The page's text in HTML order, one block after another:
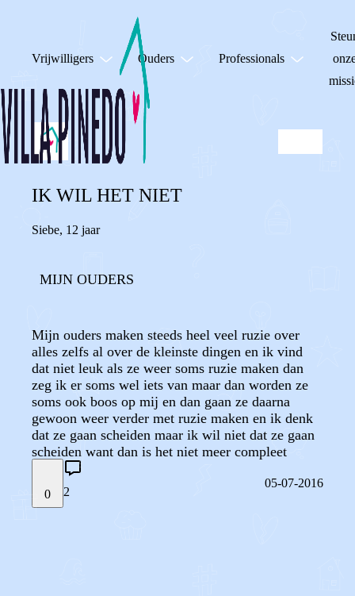
Vrijwilligers Ouders Professionals
IK WIL HET NIET
Siebe, 12 jaar
MIJN OUDERS
Mijn ouders maken steeds heel veel ruzie over
alles zelfs al over de kleinste dingen en ik vind
dat niet leuk als ze weer soms ruzie maken dan
zeg ik er soms wel iets van maar dan worden ze
soms ook boos op mij en dan gaan ze daarna
gewoon weer verder met ruzie maken en ik denk
dat ze gaan scheiden maar ik wil niet dat ze gaan
scheiden want dan is het niet meer compleet
0 2
05-07-2016